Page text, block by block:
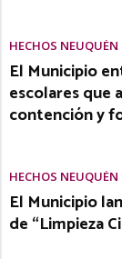
HECHOS NEUQUÉN
El Municipio
escolares que
contención y
HECHOS NEUQUÉN
El Municipio
de “Limpieza